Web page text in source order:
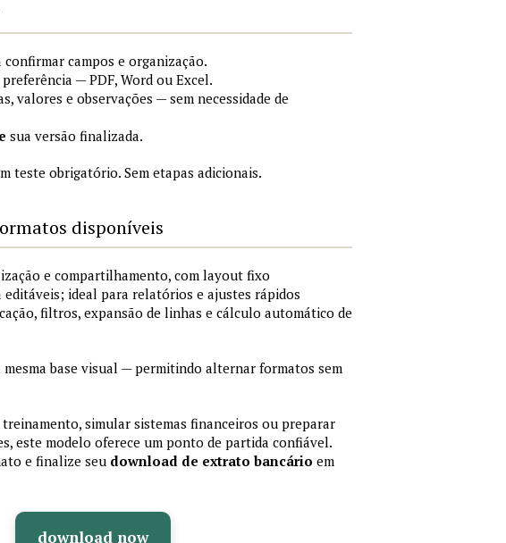
campos e organização.
— PDF, Word ou Excel.
valores e observações — sem necessidade de
sua versão finalizada.
teste obrigatório. Sem etapas adicionais.
disponíveis
e compartilhamento, com layout fixo
ideal para relatórios e ajustes rápidos
filtros, expansão de linhas e cálculo automático de
mesma base visual — permitindo alternar formatos sem
simular sistemas financeiros ou preparar
este modelo oferece um ponto de partida confiável.
e finalize seu download de extrato bancário em
download now